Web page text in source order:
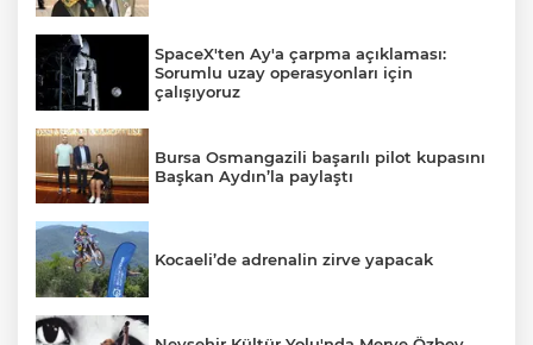
SpaceX'ten Ay'a çarpma açıklaması:
Sorumlu uzay operasyonları için
çalışıyoruz
Bursa Osmangazili başarılı pilot kupasını
Başkan Aydın’la paylaştı
Kocaeli’de adrenalin zirve yapacak